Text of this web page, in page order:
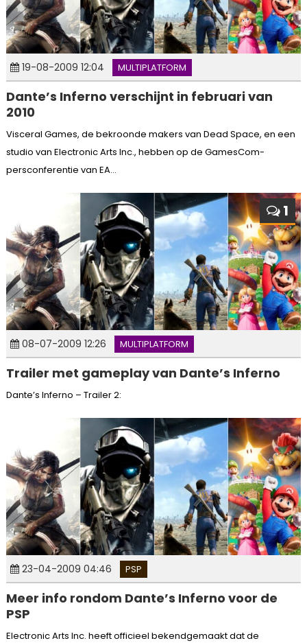
19-08-2009 12:04 MULTIPLATFORM
Dante’s Inferno verschijnt in februari van
2010
Visceral Games, de bekroonde makers van Dead Space, en een
studio van Electronic Arts Inc., hebben op de GamesCom-
persconferentie van EA...
1
08-07-2009 12:26 MULTIPLATFORM
Trailer met gameplay van Dante’s Inferno
Dante’s Inferno – Trailer 2:
23-04-2009 04:46 PSP
Meer info rondom Dante’s Inferno voor de
PSP
Electronic Arts Inc. heeft officieel bekendgemaakt dat de